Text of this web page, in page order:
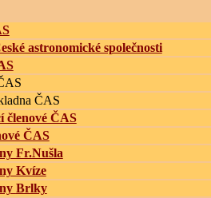
astronomické společnosti
ČAS
členové ČAS
ČAS
Fr.Nušla
Kvíze
Brlky